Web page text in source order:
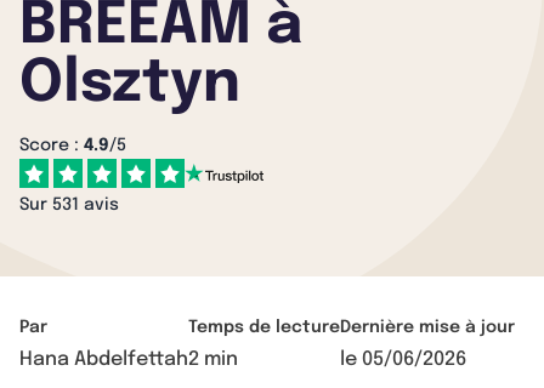
BREEAM à
Olsztyn
Score : 4.9/5
Sur 531 avis
Par
Hana Abdelfettah
Temps de lecture
2 min
Dernière mise à jour
le 05/06/2026